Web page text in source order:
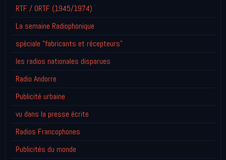
RTF / ORTF (1945/1974)
La semaine Radiophonique
spéciale "fabricants et récepteurs"
les radios nationales disparues
Radio Andorre
Publicité urbaine
vu dans la presse écrite
Radios Francophones
Publicités du monde